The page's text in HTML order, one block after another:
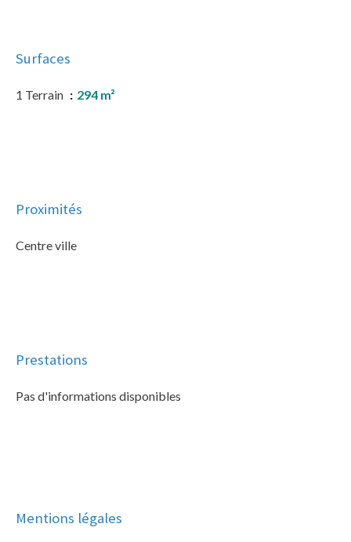
Surfaces
1 Terrain 294 m²
Proximités
Centre ville
Prestations
Pas d'informations disponibles
Mentions légales